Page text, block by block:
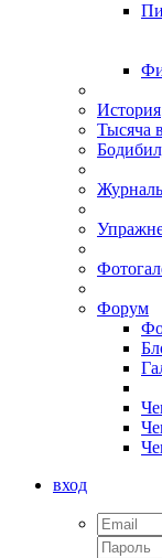
История
Тысяча
Форум
вход